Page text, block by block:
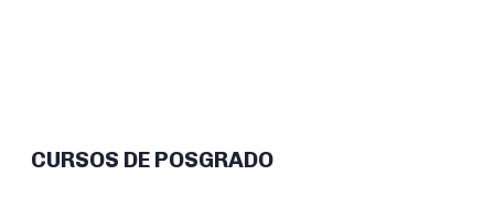
CURSOS DE POSGRADO